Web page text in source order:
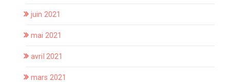
juin 2021
mai 2021
avril 2021
mars 2021